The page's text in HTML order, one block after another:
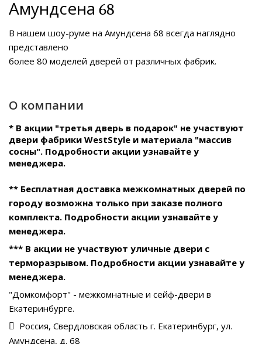
Амундсена 68
В нашем шоу-руме на Амундсена 68 всегда наглядно
представлено
более 80 моделей дверей от различных фабрик.
О компании
* В акции "третья дверь в подарок" не участвуют
двери фабрики WestStyle и материала "массив
сосны". Подробности акции узнавайте у
менеджера.
** Бесплатная доставка межкомнатных дверей по
городу возможна только при заказе полного
комплекта. Подробности акции узнавайте у
менеджера.
*** В акции не участвуют уличные двери с
терморазрывом. Подробности акции узнавайте у
менеджера.
"Домкомфорт" - межкомнатные и сейф-двери в
Екатеринбурге.
Россия, Свердловская область г. Екатеринбург, ул.
Амундсена, д. 68